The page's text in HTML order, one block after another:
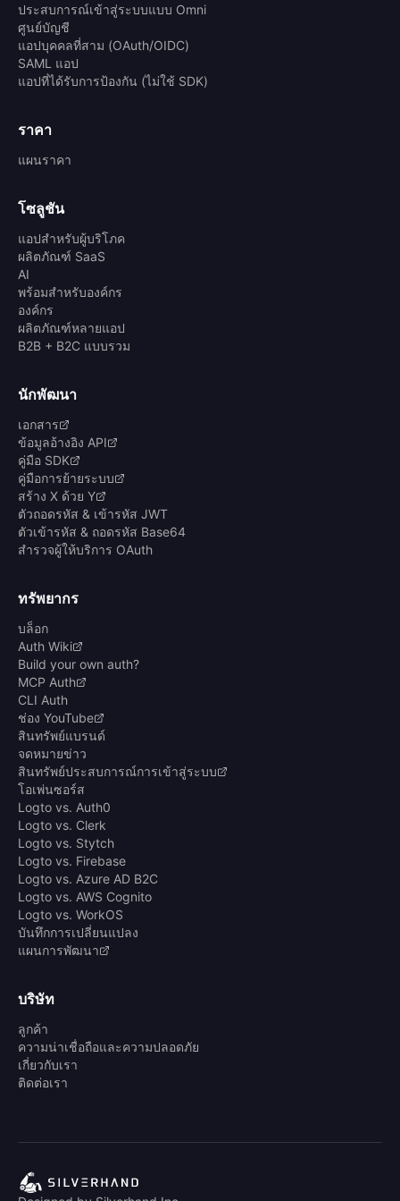
ประสบการณ์เข้าสู่ระบบแบบ Omni
ศูนย์บัญชี
แอปบุคคลที่สาม (OAuth/OIDC)
SAML แอป
แอปที่ได้รับการป้องกัน (ไม่ใช้ SDK)
ราคา
แผนราคา
โซลูชัน
แอปสำหรับผู้บริโภค
ผลิตภัณฑ์ SaaS
AI
พร้อมสำหรับองค์กร
องค์กร
ผลิตภัณฑ์หลายแอป
B2B + B2C แบบรวม
นักพัฒนา
เอกสาร
ข้อมูลอ้างอิง API
คู่มือ SDK
คู่มือการย้ายระบบ
สร้าง X ด้วย Y
ตัวถอดรหัส & เข้ารหัส JWT
ตัวเข้ารหัส & ถอดรหัส Base64
สำรวจผู้ให้บริการ OAuth
ทรัพยากร
บล็อก
Auth Wiki
Build your own auth?
MCP Auth
CLI Auth
ช่อง YouTube
สินทรัพย์แบรนด์
จดหมายข่าว
สินทรัพย์ประสบการณ์การเข้าสู่ระบบ
โอเพ่นซอร์ส
Logto vs. Auth0
Logto vs. Clerk
Logto vs. Stytch
Logto vs. Firebase
Logto vs. Azure AD B2C
Logto vs. AWS Cognito
Logto vs. WorkOS
บันทึกการเปลี่ยนแปลง
แผนการพัฒนา
บริษัท
ลูกค้า
ความน่าเชื่อถือและความปลอดภัย
เกี่ยวกับเรา
ติดต่อเรา